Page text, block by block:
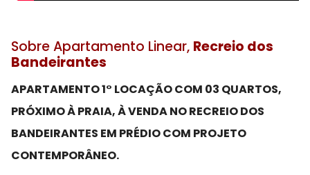
Sobre Apartamento Linear, Recreio dos
Bandeirantes
APARTAMENTO 1° LOCAÇÃO COM 03 QUARTOS,
PRÓXIMO À PRAIA, À VENDA NO RECREIO DOS
BANDEIRANTES EM PRÉDIO COM PROJETO
CONTEMPORÂNEO.